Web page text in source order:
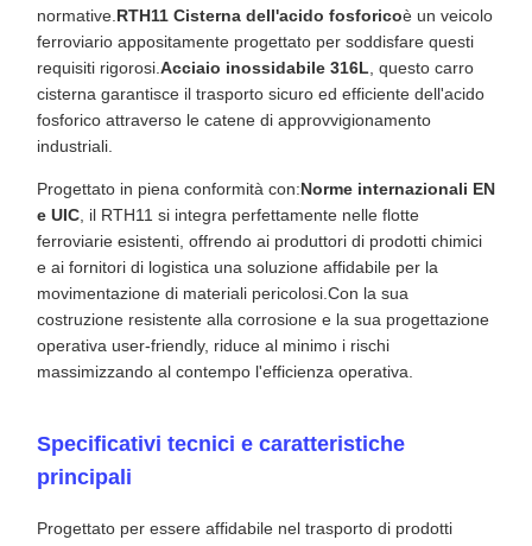
normative. RTH11 Cisterna dell'acido fosforicoè un veicolo
ferroviario appositamente progettato per soddisfare questi
requisiti rigorosi. Acciaio inossidabile 316L , questo carro
cisterna garantisce il trasporto sicuro ed efficiente dell'acido
fosforico attraverso le catene di approvvigionamento
industriali.
Progettato in piena conformità con:Norme internazionali EN
e UIC , il RTH11 si integra perfettamente nelle flotte
ferroviarie esistenti, offrendo ai produttori di prodotti chimici
e ai fornitori di logistica una soluzione affidabile per la
movimentazione di materiali pericolosi.Con la sua
costruzione resistente alla corrosione e la sua progettazione
operativa user-friendly, riduce al minimo i rischi
massimizzando al contempo l'efficienza operativa.
Specificativi tecnici e caratteristiche
principali
Progettato per essere affidabile nel trasporto di prodotti